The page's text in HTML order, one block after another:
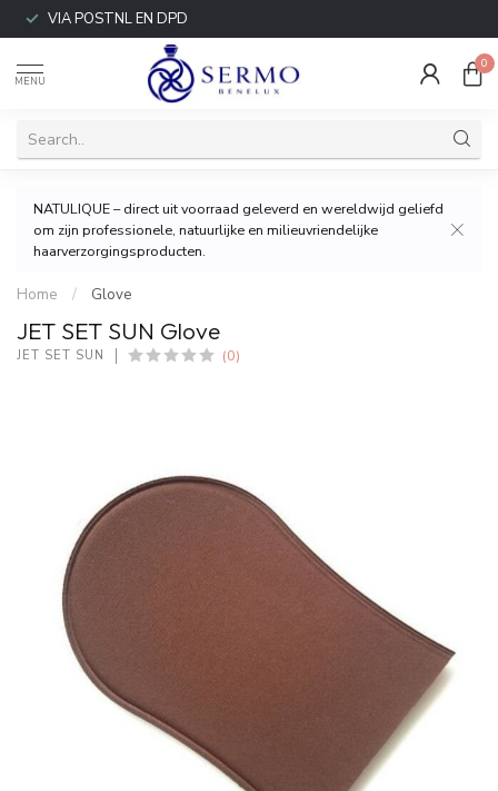
VIA POSTNL EN DPD
MENU
0
NATULIQUE – direct uit voorraad geleverd en wereldwijd geliefd
om zijn professionele, natuurlijke en milieuvriendelijke
haarverzorgingsproducten.
Home / Glove
JET SET SUN Glove
JET SET SUN (0)